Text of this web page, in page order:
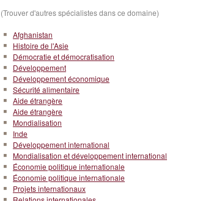
(Trouver d'autres spécialistes dans ce domaine)
Afghanistan
Histoire de l'Asie
Démocratie et démocratisation
Développement
Développement économique
Sécurité alimentaire
Aide étrangère
Aide étrangère
Mondialisation
Inde
Développement international
Mondialisation et développement international
Économie politique internationale
Économie politique internationale
Projets internationaux